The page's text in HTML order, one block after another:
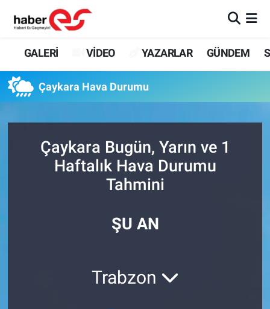
GALERİ VİDEO YAZARLAR GÜNDEM
Çaykara Hava Durumu
Çaykara Bugün, Yarın ve 1
Haftalık Hava Durumu
Tahmini
ŞU AN
Trabzon
GALERİ
GÜNDEM
SİYASET
Eskişehir Nöbetçi Eczaneler
Süper Lig Puan Durumu ve Fikstür
Tüm Manşetler